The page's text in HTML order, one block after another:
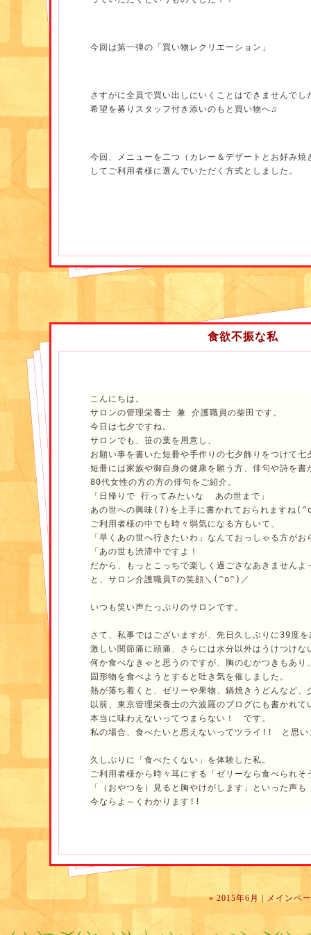
サロン管理栄養士 兼 介護職員
今回は第一弾の「買い物レクリエーション」
さすがに全員で買い出しにいくことはできませんでし
希望を募りスタッフ付き添いのもと買い物へ♫
今回、メニューを二つ（カレー＆デザートとお好み焼
してご利用者様に選んでいただく方式としました。
メニューが決まったところで材料の買い出しへ！！
参加者は皆様女性のご利用者様でしたが、やはりス
勘がうずくのかサロンを利用されているときとは違
野菜、お肉の目利きから値段と比較して食材が一部変
やわんや（笑）
商品探しに必死で使っていた杖を握りしめたまま杖と
を探す方（歩行状態はいつもに比べ抜群に安定） や
りながら吟味する方、また材料とは関係のないもの
の上がる方などなど大盛り上がり☆
中には5年以上ぶりにスーパーへ買い物に来たという
力的にも少し不安がある方でしたが、休憩もしつつ他
上がり具合に終始笑いながら買い物を終えました！！
半数くらいの方がここ最近自分で買い物に行っていな
良い刺激になってくださったようです。
食欲不振な私
こんにちは。
サロンの管理栄養士 兼 介護職員の柴田です。
今日は七夕ですね。
サロンでも、笹の葉を用意し、
お願い事を書いた短冊や手作りの七夕飾りをつけて
短冊には家族や御自身の健康を願う方、俳句や詩を書
80代女性の方の方の俳句をご紹介。
「日帰りで 行ってみたいな  あの世まで」
あの世への興味(?)を上手に書かれておられますね
ご利用者様の中でも時々弱気になる方もいて、
「早くあの世へ行きたいわ」なんておっしゃる方がお
「あの世も渋滞中ですよ！
だから、もっとこっちで楽しく過ごさなあきませんよ
と、サロン介護職員Tの笑顔＼(^o^)／
いつも笑い声たっぷりのサロンです。
さて、私事ではございますが、先日久しぶりに39度
激しい関節痛に頭痛、さらには水分以外はうけつけ
何か食べなきゃと思うのですが、胸のむかつきもあり
固形物を食べようとすると吐き気を催しました。
熱が落ち着くと、ゼリーや果物、鍋焼きうどんなど
以前、東京管理栄養士の六波羅のブログにも書かれて
本当に味わえないってつまらない！　です。
私の場合、食べたいと思えないってツライ!!　と思い
久しぶりに「食べたくない」を体験した私。
ご利用者様から時々耳にする「ゼリーなら食べられそ
「（おやつを）見ると胸やけがします」といった声も
今ならよ～くわかります!!
しかし、その原因が特定できたとしても、
その原因が精神疾患だったりとすぐに解決できないこ
まだまだ手探り中ではありますが、
これなら食べられる！！を一緒に探せる管理栄養士
« 2015年6月 メインペ